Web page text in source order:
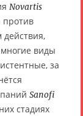
Novartis
против
виды
за
Sanofi
стадиях